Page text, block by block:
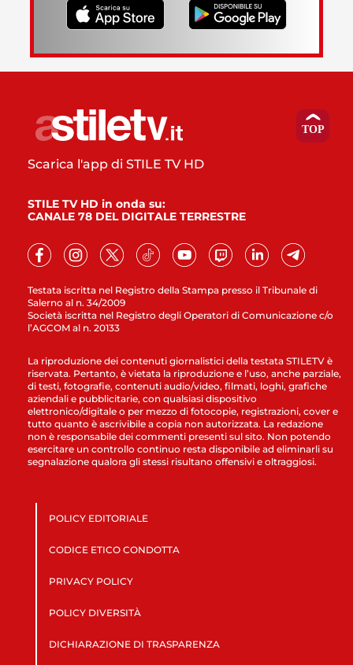
Testata iscritta nel Registro della Stampa presso il Tribunale di
Salerno al n. 34/2009
Società iscritta nel Registro degli Operatori di Comunicazione c/o
l’AGCOM al n. 20133
Scarica l'app di STILE TV HD
STILE TV HD in onda su:
CANALE 78 DEL DIGITALE TERRESTRE
La riproduzione dei contenuti giornalistici della testata STILETV è
riservata. Pertanto, è vietata la riproduzione e l’uso, anche parziale,
di testi, fotografie, contenuti audio/video, filmati, loghi, grafiche
aziendali e pubblicitarie, con qualsiasi dispositivo
elettronico/digitale o per mezzo di fotocopie, registrazioni, cover e
tutto quanto è ascrivibile a copia non autorizzata. La redazione
non è responsabile dei commenti presenti sul sito. Non potendo
esercitare un controllo continuo resta disponibile ad eliminarli su
segnalazione qualora gli stessi risultano offensivi e oltraggiosi.
POLICY EDITORIALE
CODICE ETICO CONDOTTA
PRIVACY POLICY
POLICY DIVERSITÀ
DICHIARAZIONE DI TRASPARENZA